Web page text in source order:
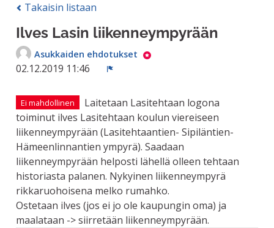
Takaisin listaan
Ilves Lasin liikenneympyrään
Asukkaiden ehdotukset
02.12.2019 11:46
Ei mahdollinen
Laitetaan Lasitehtaan logona
toiminut ilves Lasitehtaan koulun viereiseen
liikenneympyrään (Lasitehtaantien- Sipiläntien-
Hämeenlinnantien ympyrä). Saadaan
liikenneympyrään helposti lähellä olleen tehtaan
historiasta palanen. Nykyinen liikenneympyrä
rikkaruohoisena melko rumahko.
Ostetaan ilves (jos ei jo ole kaupungin oma) ja
maalataan -> siirretään liikenneympyrään.